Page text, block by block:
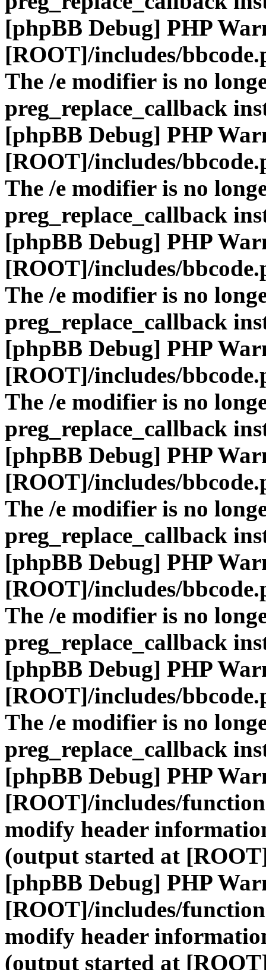
[phpBB Debug] PHP
[ROOT]/includes/
The /e modifier is no
preg_replace_callback
[phpBB Debug] PHP
[ROOT]/includes/
The /e modifier is no
preg_replace_callback
[phpBB Debug] PHP
[ROOT]/includes/
The /e modifier is no
preg_replace_callback
[phpBB Debug] PHP
[ROOT]/includes/
The /e modifier is no
preg_replace_callback
[phpBB Debug] PHP
[ROOT]/includes/
The /e modifier is no
preg_replace_callback
[phpBB Debug] PHP
[ROOT]/includes/
The /e modifier is no
preg_replace_callback
[phpBB Debug] PHP
[ROOT]/includes/
The /e modifier is no
preg_replace_callback
[phpBB Debug] PHP
[ROOT]/includes/
modify header
(output started at
[phpBB Debug] PHP
[ROOT]/includes/
modify header
(output started at